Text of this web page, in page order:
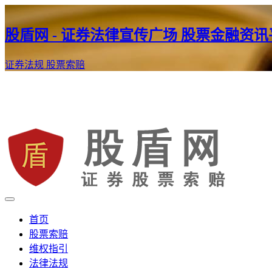
股盾网 - 证券法律宣传广场 股票金融资讯
证券法规 股票索赔
股盾网
证券股票维权网
首页
股票索赔
维权指引
法律法规